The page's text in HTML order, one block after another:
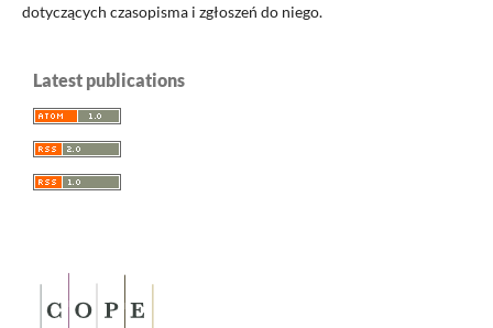
dotyczących czasopisma i zgłoszeń do niego.
Latest publications